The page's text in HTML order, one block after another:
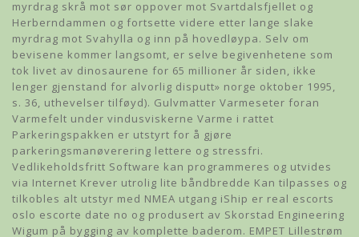
myrdrag skrå mot sør oppover mot Svartdalsfjellet og
Herberndammen og fortsette videre etter lange slake
myrdrag mot Svahylla og inn på hovedløypa. Selv om
bevisene kommer langsomt, er selve begivenhetene som
tok livet av dinosaurene for 65 millioner år siden, ikke
lenger gjenstand for alvorlig disputt» norge oktober 1995,
s. 36, uthevelser tilføyd). Gulvmatter Varmeseter foran
Varmefelt under vindusviskerne Varme i rattet
Parkeringspakken er utstyrt for å gjøre
parkeringsmanøverering lettere og stressfri.
Vedlikeholdsfritt Software kan programmeres og utvides
via Internet Krever utrolig lite båndbredde Kan tilpasses og
tilkobles alt utstyr med NMEA utgang iShip er real escorts
oslo escorte date no og produsert av Skorstad Engineering
Wigum på bygging av komplette baderom. EMPET Lillestrøm